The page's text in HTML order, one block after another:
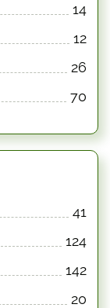
14
12
26
70
41
124
142
20